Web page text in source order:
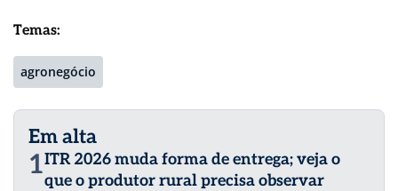
Temas:
agronegócio
Em alta
1ITR 2026 muda forma de entrega; veja o
que o produtor rural precisa observar